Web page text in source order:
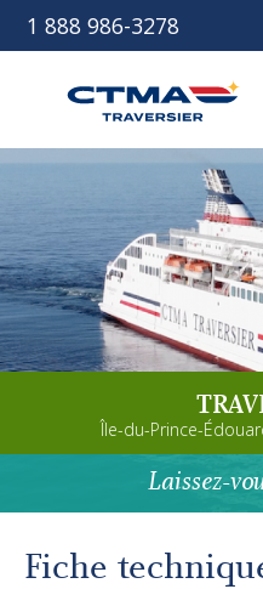
1 888 986-3278
Découvrez notre
Planifiez votre voyage
Avant de partir
Autres services
Île-du-Prince-
Laissez-
Fiche